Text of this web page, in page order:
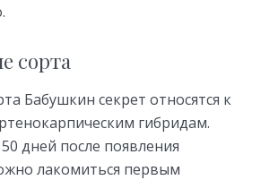
сорта
Бабушкин секрет относятся к
гибридам.
дней после появления
лакомиться первым